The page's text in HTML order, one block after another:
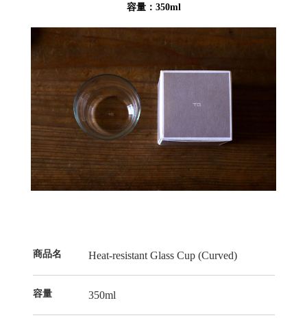
容量：350ml
商品名 Heat-resistant Glass Cup (Curved)
容量 350ml